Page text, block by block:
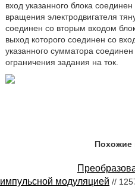
вход указанного блока
вращения электродвигателя
соединен со вторым входом
выход которого соединен со
указанного сумматора
ограничения задания на ток.
Похожие
импульсной модуляцией //